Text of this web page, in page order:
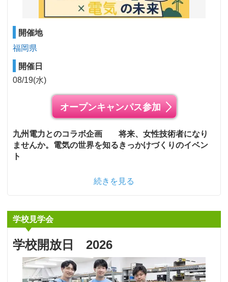
開催地
福岡県
開催日
08/19(水)
オープンキャンパス参加
九州電力とのコラボ企画 将来、女性技術者になり
ませんか。電気の世界を知るきっかけづくりのイベン
ト
続きを見る
学校見学会
学校開放日 2026